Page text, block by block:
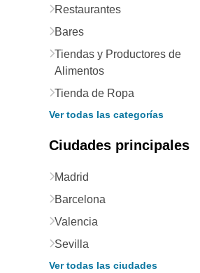
Restaurantes
Bares
Tiendas y Productores de
Alimentos
Tienda de Ropa
Ver todas las categorías
Ciudades principales
Madrid
Barcelona
Valencia
Sevilla
Ver todas las ciudades